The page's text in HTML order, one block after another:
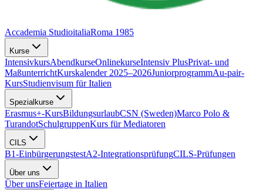
Accademia StudioitaliaRoma 1985
Kurse
IntensivkursAbendkurseOnlinekurseIntensiv PlusPrivat- und
MaßunterrichtKurskalender 2025–2026JuniorprogrammAu-pair-
KursStudienvisum für Italien
Spezialkurse
Erasmus+-KursBildungsurlaubCSN (Sweden)Marco Polo &
TurandotSchulgruppenKurs für Mediatoren
CILS
B1-EinbürgerungstestA2-IntegrationsprüfungCILS-Prüfungen
Über uns
Über unsFeiertage in Italien